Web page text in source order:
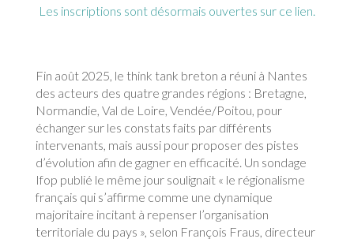
Les inscriptions sont désormais ouvertes sur ce lien.
Fin août 2025, le think tank breton a réuni à Nantes
des acteurs des quatre grandes régions : Bretagne,
Normandie, Val de Loire, Vendée/Poitou, pour
échanger sur les constats faits par différents
intervenants, mais aussi pour proposer des pistes
d’évolution afin de gagner en efficacité. Un sondage
Ifop publié le même jour soulignait « le régionalisme
français qui s’affirme comme une dynamique
majoritaire incitant à repenser l’organisation
territoriale du pays », selon François Fraus, directeur